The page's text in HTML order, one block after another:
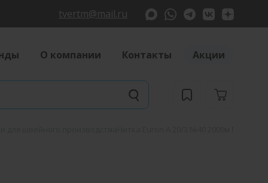
tvertm@mail.ru
О компании Контакты Акции